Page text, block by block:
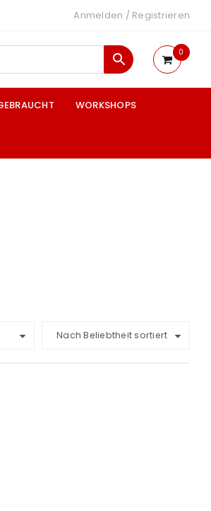
Anmelden / Registrieren
0
WORKSHOPS
Nach Beliebtheit sortiert